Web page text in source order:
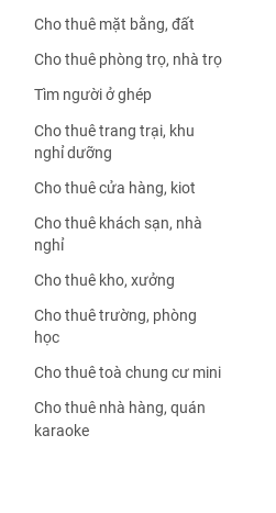
Cho thuê mặt bằng, đất
Cho thuê phòng trọ, nhà trọ
Tìm người ở ghép
Cho thuê trang trại, khu
nghỉ dưỡng
Cho thuê cửa hàng, kiot
Cho thuê khách sạn, nhà
nghỉ
Cho thuê kho, xưởng
Cho thuê trường, phòng
học
Cho thuê toà chung cư mini
Cho thuê nhà hàng, quán
karaoke